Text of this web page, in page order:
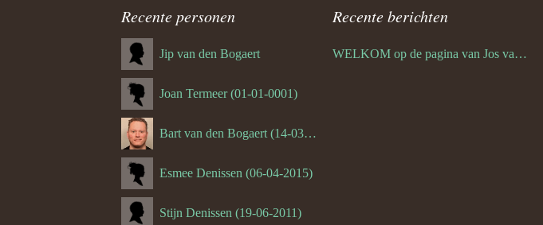
Recente personen
Jip van den Bogaert
Joan Termeer (01-01-0001)
Bart van den Bogaert (14-03-1980)
Esmee Denissen (06-04-2015)
Stijn Denissen (19-06-2011)
Recente berichten
WELKOM op de pagina van Jos van den Bogaert